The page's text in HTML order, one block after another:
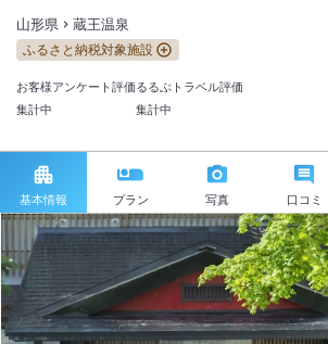
山形県 蔵王温泉
ふるさと納税対象施設
お客様アンケート評価
集計中
るるぶトラベル評価
集計中
基本情報 プラン 写真 口コミ